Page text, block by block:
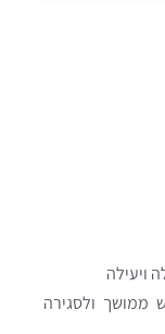
ויעילה
ממושך ולסגירה